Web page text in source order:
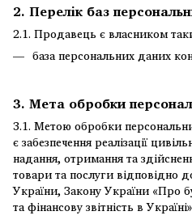
2. Перелік баз
2.1. Продавець є власником
база персональних даних
3. Мета обробки
3.1. Метою обробки
є забезпечення реалізації
надання, отримання та
товари та послуги відповідно
України, Закону України «Про
та фінансову звітність в